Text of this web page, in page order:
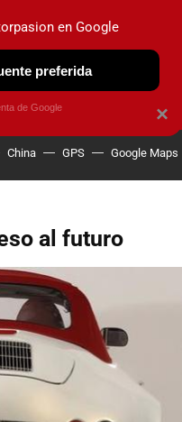
OBSERVATORIO
China GPS Google Maps
al futuro
×
en Google
preferida
de Google